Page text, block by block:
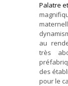
Palatre
au
très
des
pour le